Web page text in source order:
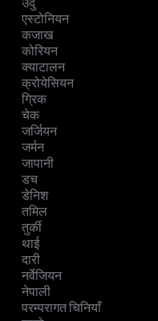
एस्टोनियन
कजाख
कोरियन
क्याटालन
क्रोयेसियन
ग्रिक
चेक
जर्जियन
जर्मन
जापानी
डच
डेनिश
तमिल
तुर्की
थाई
दारी
नर्वेजियन
नेपाली
परम्परागत चिनियाँ